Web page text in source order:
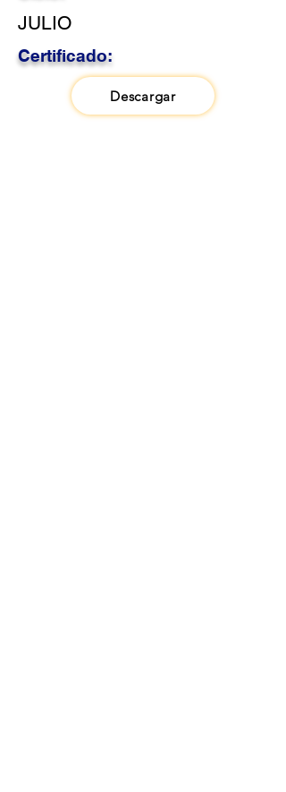
JULIO
Certificado:
Descargar